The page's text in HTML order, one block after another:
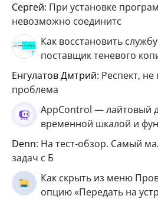
Сергей: При установке
невозможно соединитс
Как восстановить
поставщик теневого
Енгулатов Дмтрий: Респект,
проблема
AppControl — лайтовый
временной шкалой и
Denn: На тест-обзор. Самый
задач с Б
Как скрыть из меню
опцию «Передать на